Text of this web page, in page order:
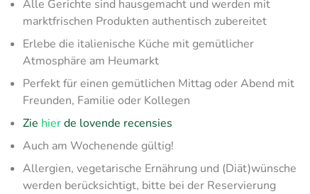
Alle Gerichte sind hausgemacht und werden mit
marktfrischen Produkten authentisch zubereitet
Erlebe die italienische Küche mit gemütlicher
Atmosphäre am Heumarkt
Perfekt für einen gemütlichen Mittag oder Abend mit
Freunden, Familie oder Kollegen
Zie hierde lovende recensies
Auch am Wochenende gültig!
Allergien, vegetarische Ernährung und (Diät)wünsche
werden berücksichtigt, bitte bei der Reservierung